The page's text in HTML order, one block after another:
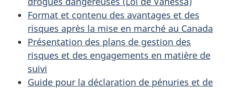
Format et contenu des avantages et des
risques après la mise en marché au Canada
Présentation des plans de gestion des
risques et des engagements en matière de
suivi
Guide pour la déclaration de pénuries et de